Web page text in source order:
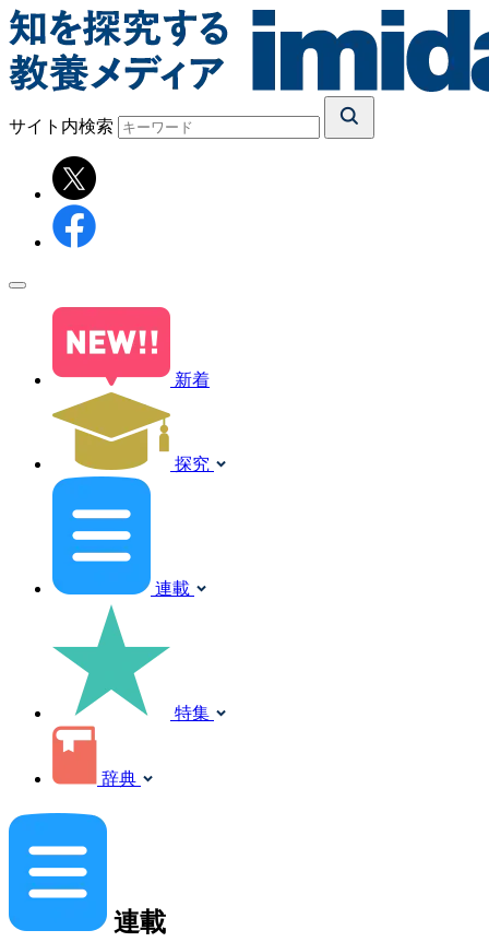
サイト内検索
新着
探究
連載
特集
辞典
連載